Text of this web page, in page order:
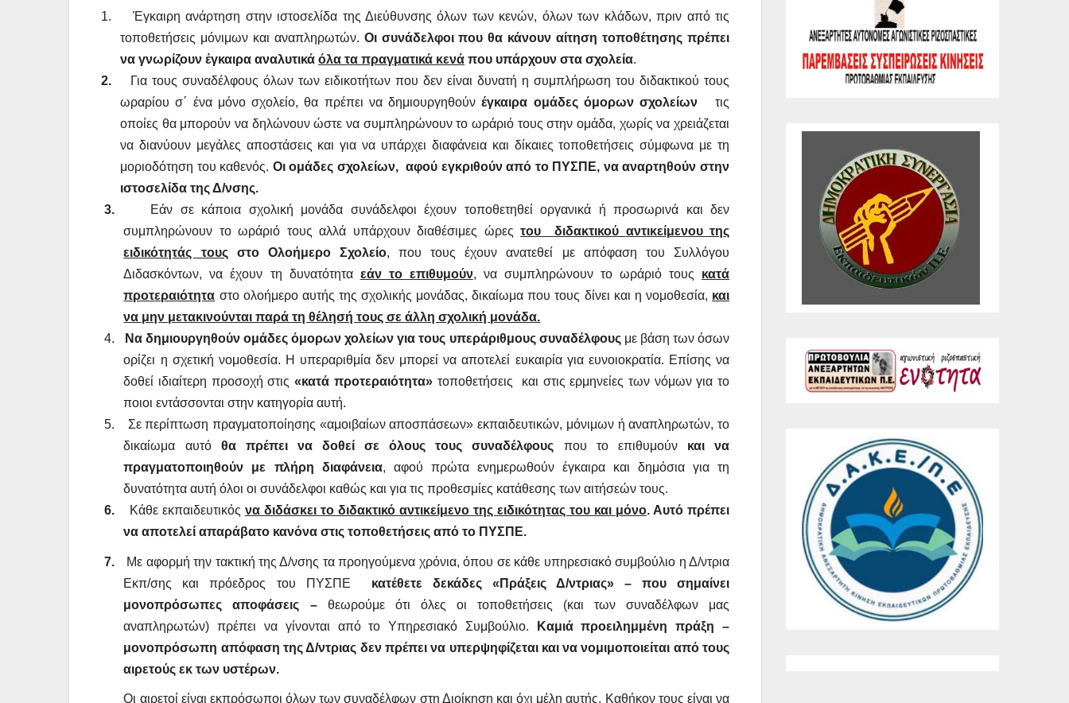
1.
Έγκαιρη ανάρτηση στην ιστοσελίδα της Διεύθυνσης όλων των κενών, όλων των κλάδων, πριν από τις
τοποθετήσεις μόνιμων και αναπληρωτών. Οι συνάδελφοι που θα κάνουν αίτηση τοποθέτησης πρέπει
να γνωρίζουν έγκαιρα αναλυτικά όλα τα πραγματικά κενά που υπάρχουν στα σχολεία.
2.
Για τους συναδέλφους όλων των ειδικοτήτων που δεν είναι δυνατή η συμπλήρωση του διδακτικού τους
ωραρίου σ΄ ένα μόνο σχολείο, θα πρέπει να δημιουργηθούν έγκαιρα ομάδες όμορων σχολείων
τις
οποίες θα μπορούν να δηλώνουν ώστε να συμπληρώνουν το ωράριό τους στην ομάδα, χωρίς να χρειάζεται
να διανύουν μεγάλες αποστάσεις και για να υπάρχει διαφάνεια και δίκαιες τοποθετήσεις σύμφωνα με τη
μοριοδότηση του καθενός. Οι ομάδες σχολείων, αφού εγκριθούν από το ΠΥΣΠΕ, να αναρτηθούν στην
ιστοσελίδα της Δ/νσης.
3.
Εάν σε κάποια σχολική μονάδα συνάδελφοιέχουν τοποθετηθεί οργανικά ή προσωρινά καιδεν
συμπληρώνουν το ωράριό τους αλλά υπάρχουν διαθέσιμες ώρεςτου διδακτικού αντικείμενου της
ειδικότητάς τουςστο Ολοήμερο Σχολείο,που τους έχουν ανατεθεί με απόφαση του Συλλόγου
Διδασκόντων, να έχουν τη δυνατότητα εάν το επιθυμούν, να συμπληρώνουν το ωράριό τους
κατά
προτεραιότητα στο ολοήμερο αυτής της σχολικής μονάδας, δικαίωμα που τους δίνει και η νομοθεσία, και
να μην μετακινούνται παρά τη θέλησή τους σε άλλη σχολική μονάδα.
4.
Να δημιουργηθούν ομάδες όμορων χολείων για τους υπεράριθμους συναδέλφουςμε βάση των όσων
ορίζει η σχετική νομοθεσία. Η υπεραριθμία δεν μπορείνα αποτελεί ευκαιρία για ευνοιοκρατία. Επίσης να
δοθεί ιδιαίτερη προσοχή στις«κατά προτεραιότητα»τοποθετήσεις
και στις ερμηνείες των νόμων για το
ποιοι εντάσσονται στην κατηγορία αυτή.
5.
Σε περίπτωση πραγματοποίησης «αμοιβαίων αποσπάσεων» εκπαιδευτικών, μόνιμων ή αναπληρωτών, το
δικαίωμα αυτό θα πρέπει να δοθεί σε όλους τους συναδέλφους που το επιθυμούνκαινα
πραγματοποιηθούν με πλήρη διαφάνεια, αφού πρώτα ενημερωθούν έγκαιρα και δημόσια για τη
δυνατότητα αυτή όλοι οι συνάδελφοι καθώς και για τις προθεσμίες κατάθεσηςτων αιτήσεών τους.
6.
Κάθε εκπαιδευτικός να διδάσκει το διδακτικό αντικείμενο της ειδικότητας του και μόνο. Αυτό πρέπει
να αποτελεί απαράβατο κανόνα στις τοποθετήσεις από το ΠΥΣΠΕ.
7. Με αφορμήτην τακτική της Δ/νσης τα προηγούμενα χρόνια, όπου σε κάθε υπηρεσιακό συμβούλιο η Δ/ντρια
Εκπ/σης και πρόεδρος του ΠΥΣΠΕ
κατέθετε δεκάδες «Πράξεις Δ/ντριας» – που σημαίνει
μονοπρόσωπες αποφάσεις – θεωρούμε ότι όλες οι τοποθετήσεις (και των συναδέλφων μας
αναπληρωτών) πρέπει να γίνονται από το Υπηρεσιακό Συμβούλιο.
Καμιά προειλημμένη πράξη –
μονοπρόσωπη απόφαση τηςΔ/ντριας δεν πρέπει να υπερψηφίζεται και να νομιμοποιείται από τους
αιρετούς εκ των υστέρων.
Oι αιρετοί είναι εκπρόσωποι όλων των συναδέλφων στη Διοίκηση και όχι μέλη αυτής. Καθήκον τους είναι να